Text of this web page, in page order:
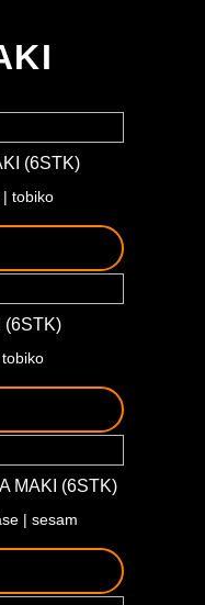
(6STK)
tobiko
(6STK)
MAKI (6STK)
| sesam